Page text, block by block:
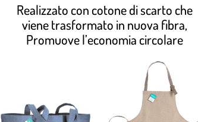
Realizzato con cotone di scarto che
viene trasformato in nuova fibra,
Promuove l’economia circolare